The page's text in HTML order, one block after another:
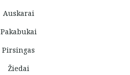
Auskarai
Pakabukai
Pirsingas
Žiedai